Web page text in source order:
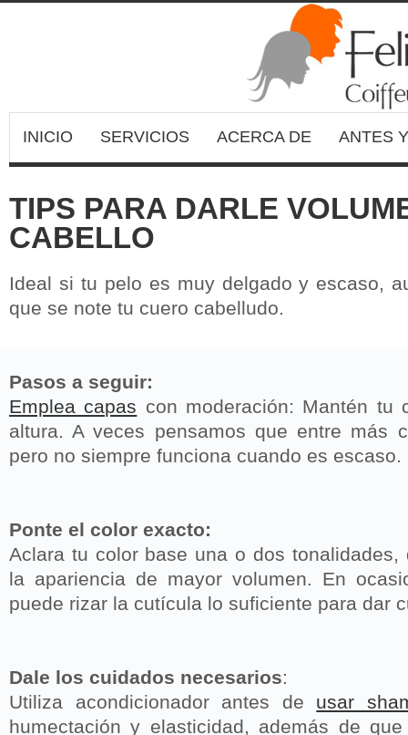
INICIO SERVICIOS ACERCA DE ANTES
TIPS PARA DARLE
CABELLO
Ideal si tu pelo es muy delgado y escaso,
que se note tu cuero cabelludo.
Pasos a seguir:
Emplea capas con moderación: Mantén tu
altura. A veces pensamos que entre más
pero no siempre funciona cuando es escaso.
Ponte el color exacto:
Aclara tu color base una o dos tonalidades,
la apariencia de mayor volumen. En
puede rizar la cutícula lo suficiente para dar
Dale los cuidados necesarios:
Utiliza acondicionador antes de usar
humectación y elasticidad, además de